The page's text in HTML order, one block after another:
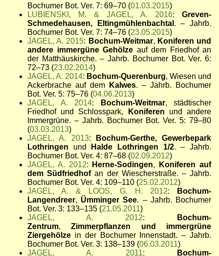
Bochumer Bot. Ver. 7: 69–70 (01.03.2015)
LUBIENSKI, M. & JAGEL, A. 2016: Greven-
Schmedehausen, Eltingmühlenbachtal . – Jahrb.
Bochumer Bot. Ver. 7: 74–76 (23.05.2015)
JAGEL, A. 2015: Bochum-Weitmar, Koniferen und
andere immergüne Gehölze auf dem Friedhof an
der Matthäuskirche. – Jahrb. Bochumer Bot. Ver. 6:
72–73 (23.02.2014)
JAGEL, A. 2014: Bochum-Querenburg, Wiesen und
Ackerbrache auf dem
Kalwes. – Jahrb. Bochumer
Bot. Ver. 5: 75–76 (04.06.2013)
JAGEL, A. 2014: Bochum-Weitmar, städtischer
Friedhof und Schlosspark,
Koniferen und andere
Immergrüne. – Jahrb. Bochumer Bot. Ver. 5: 79–80
(03.03.2013)
JAGEL, A. 2013:
Bochum-Gerthe, Gewerbepark
Lothringen und Halde Lothringen 1/2. – Jahrb.
Bochumer Bot. Ver. 4: 87–68 (02.09.2012)
JAGEL, A. 2012: Herne-Sodingen,
Koniferen auf
dem Südfriedhofan der Wiescherstraße. – Jahrb.
Bochumer Bot. Ver. 4: 109–110 (25.02.2012)
JAGEL, A. & LOOS, G. H. 2012:
Bochum-
Langendreer, Ümminger See. – Jahrb. Bochumer
Bot. Ver. 3: 133–135 (21.05.2011)
JAGEL, A. 2012:
Bochum-
Zentrum,Zimmerpflanzen und immergrüne
Ziergehölze in der Bochumer Innenstadt. – Jahrb.
Bochumer Bot. Ver. 3: 138–139 (06.03.2011)
JAGEL, A. 2011:
Bochum-